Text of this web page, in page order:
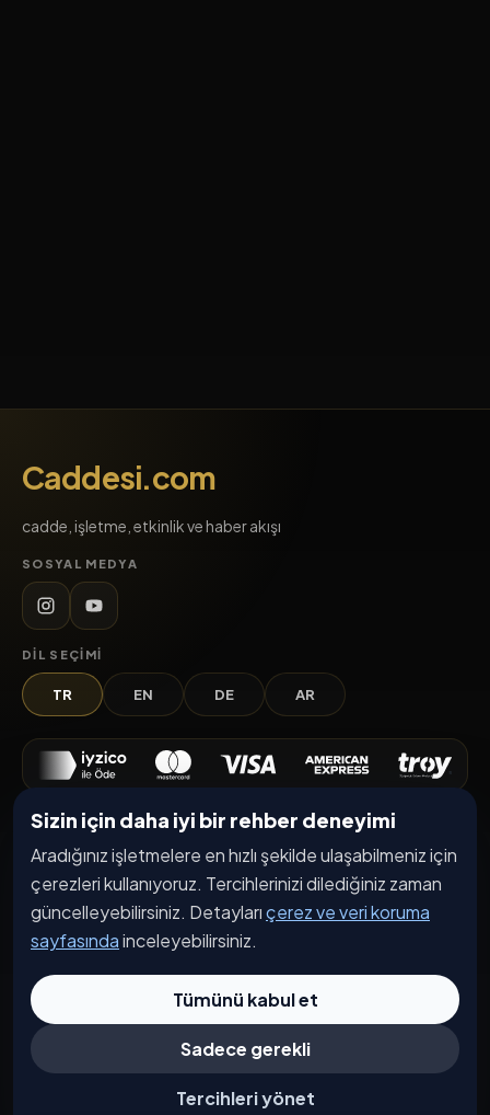
Sizin için daha iyi bir rehber deneyimi
Aradığınız işletmelere en hızlı şekilde ulaşabilmeniz için
çerezleri kullanıyoruz. Tercihlerinizi dilediğiniz zaman
güncelleyebilirsiniz. Detaylarıçerez ve veri koruma
sayfasındainceleyebilirsiniz.
Tümünü kabul et
Sadece gerekli
Tercihleri yönet
Caddesi.com
cadde, işletme, etkinlik ve haber akışı
SOSYAL MEDYA
DIL SEÇIMI
TR EN DE AR
Keşfet
İşletmeler
Etkinlikler
Kampanyalar
Haberler
İşletme Başvurusu
Kurumsal